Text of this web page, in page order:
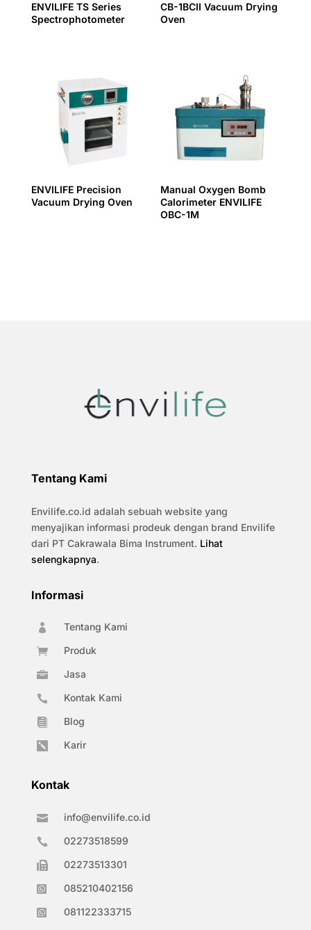
ENVILIFE TS Series
Spectrophotometer
CB-1BCII Vacuum Drying
Oven
ENVILIFE Precision
Vacuum Drying Oven
Manual Oxygen Bomb
Calorimeter ENVILIFE
OBC-1M
Tentang Kami
Envilife.co.id adalah sebuah website yang
menyajikan informasi prodeuk dengan brand Envilife
dari PT Cakrawala Bima Instrument. Lihat
selengkapnya.
Informasi
 Tentang Kami
 Produk
 Jasa
 Kontak Kami
 Blog
 Karir
Kontak
 info@envilife.co.id
 02273518599
 02273513301
 085210402156
 081122333715